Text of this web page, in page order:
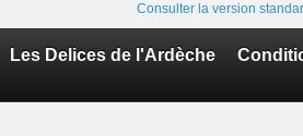
Consulter la version
Les Delices de l'Ardèche